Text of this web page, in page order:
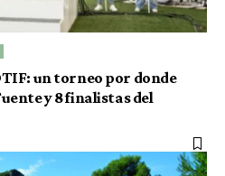
un torneo por donde
y 8 finalistas del